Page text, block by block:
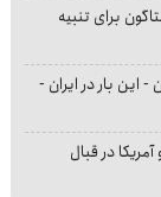
برای تنبیه
- این بار در ایران -
در قبال